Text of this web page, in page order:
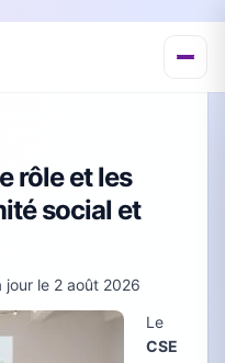
rôle et les
social et
jour le 2 août 2026
Le
CSE